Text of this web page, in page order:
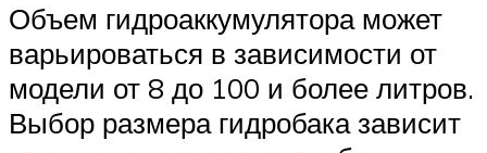
Объем гидроаккумулятора может
варьироваться в зависимости от
модели от 8 до 100 и более литров.
Выбор размера гидробака зависит